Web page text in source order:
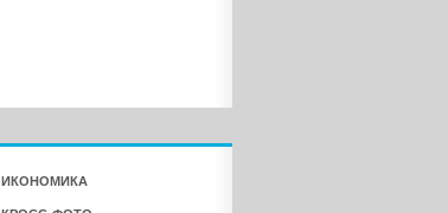
ИКОНОМИКА